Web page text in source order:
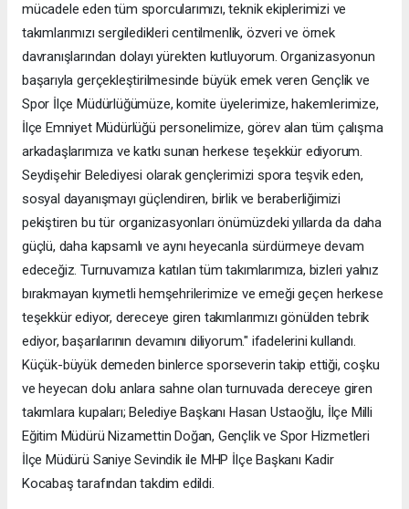
mücadele eden tüm sporcularımızı, teknik ekiplerimizi ve
takımlarımızı sergiledikleri centilmenlik, özveri ve örnek
davranışlarından dolayı yürekten kutluyorum. Organizasyonun
başarıyla gerçekleştirilmesinde büyük emek veren Gençlik ve
Spor İlçe Müdürlüğümüze, komite üyelerimize, hakemlerimize,
İlçe Emniyet Müdürlüğü personelimize, görev alan tüm çalışma
arkadaşlarımıza ve katkı sunan herkese teşekkür ediyorum.
Seydişehir Belediyesi olarak gençlerimizi spora teşvik eden,
sosyal dayanışmayı güçlendiren, birlik ve beraberliğimizi
pekiştiren bu tür organizasyonları önümüzdeki yıllarda da daha
güçlü, daha kapsamlı ve aynı heyecanla sürdürmeye devam
edeceğiz. Turnuvamıza katılan tüm takımlarımıza, bizleri yalnız
bırakmayan kıymetli hemşehrilerimize ve emeği geçen herkese
teşekkür ediyor, dereceye giren takımlarımızı gönülden tebrik
ediyor, başarılarının devamını diliyorum." ifadelerini kullandı.
Küçük-büyük demeden binlerce sporseverin takip ettiği, coşku
ve heyecan dolu anlara sahne olan turnuvada dereceye giren
takımlara kupaları; Belediye Başkanı Hasan Ustaoğlu, İlçe Milli
Eğitim Müdürü Nizamettin Doğan, Gençlik ve Spor Hizmetleri
İlçe Müdürü Saniye Sevindik ile MHP İlçe Başkanı Kadir
Kocabaş tarafından takdim edildi.